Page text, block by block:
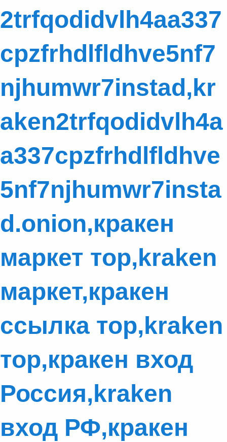
2trfqodidvlh4aa337
cpzfrhdlfldhve5nf7
njhumwr7instad,kr
aken2trfqodidvlh4a
a337cpzfrhdlfldhve
5nf7njhumwr7insta
d.onion,кракен
маркет тор,kraken
маркет,кракен
ссылка тор,kraken
тор,кракен вход
Россия,kraken
вход РФ,кракен